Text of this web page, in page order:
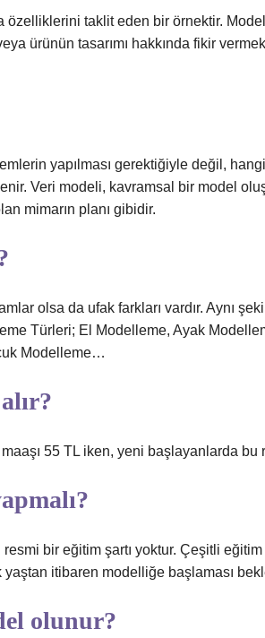
özelliklerini taklit eden bir örnektir.
ürünün tasarımı hakkında fikir
yapılması gerektiğiyle değil,
Veri modeli, kavramsal bir model
mimarın planı gibidir.
olsa da ufak farkları vardır. Aynı
Türleri; El Modelleme, Ayak
Modelleme…
55 TL iken, yeni başlayanlarda bu
bir eğitim şartı yoktur. Çeşitli
itibaren modelliğe başlaması
olunur?